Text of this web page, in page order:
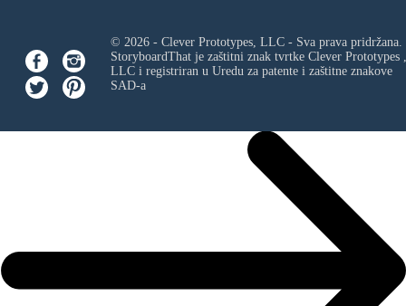
© 2026 - Clever Prototypes, LLC - Sva prava pridržana.
StoryboardThat je zaštitni znak tvrtke Clever Prototypes ,
LLCi registriran u Uredu za patente i zaštitne znakove
SAD-a